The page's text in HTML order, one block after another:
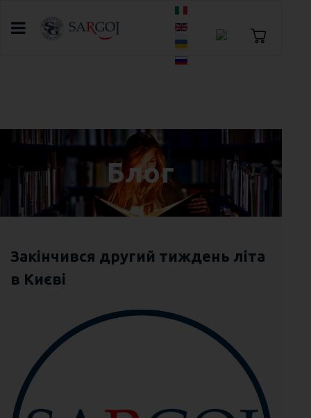
Оберіть свою мову
Блог
Закінчився другий тиждень літа
в Києві